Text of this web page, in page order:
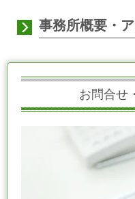
事務所概要・
お問合せ